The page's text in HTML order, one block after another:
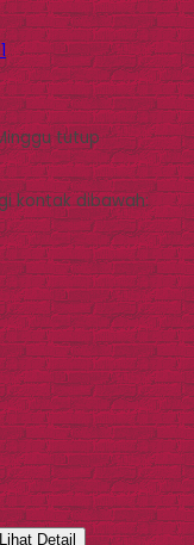
tutup
kontak dibawah:
Lihat Detail